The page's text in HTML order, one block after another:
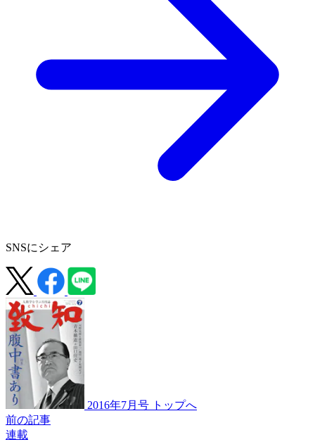
SNSにシェア
2016年7月号 トップへ
前の記事
連載